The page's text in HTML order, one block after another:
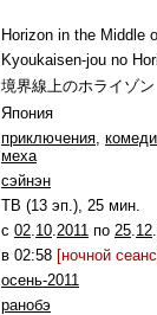
Horizon in the Middle
Kyoukaisen-jou no
境界線上のホライゾン
Япония
приключения,
меха
сэйнэн
ТВ (13 эп.), 25 мин.
c 02.10.2011 по 25.12.
в 02:58 [ночной
осень-2011
ранобэ